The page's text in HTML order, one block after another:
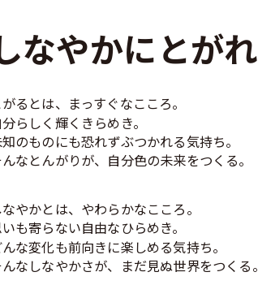
・給食体験を開催します。
開始しました
わく体験教室の開催
&給食体験 参加受付中！
から」更新しました。
なやかにとがれ
がるとは、まっすぐなこころ。
分らしく輝くきらめき。
のものにも恐れずぶつかれる気持ち。
なとんがりが、自分色の未来をつくる。
なやかとは、やわらかなこころ。
も寄らない自由なひらめき。
んな変化も前向きに楽しめる気持ち。
なしなやかさが、まだ見ぬ世界をつくる。